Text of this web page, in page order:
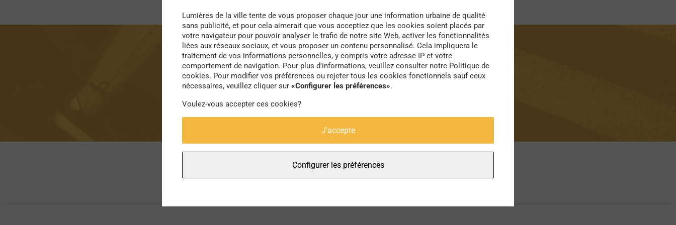
projection
Lumières de la ville tente de vous proposer chaque jour une information urbaine de qualité
sans publicité, et pour cela aimerait que vous acceptiez que les cookies soient placés par
votre navigateur pour pouvoir analyser le trafic de notre site Web, activer les fonctionnalités
liées aux réseaux sociaux, et vous proposer un contenu personnalisé. Cela impliquera le
traitement de vos informations personnelles, y compris votre adresse IP et votre
comportement de navigation. Pour plus d'informations, veuillez consulter notre Politique de
cookies. Pour modifier vos préférences ou rejeter tous les cookies fonctionnels sauf ceux
nécessaires, veuillez cliquer sur «Configurer les préférences».
Voulez-vous accepter ces cookies?
J'accepte
Configurer les préférences